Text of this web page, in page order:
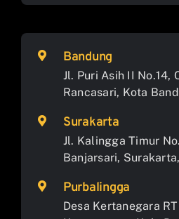
Bandung
Jl. Puri Asih II No.14,
Rancasari, Kota
Surakarta
Jl. Kalingga Timur
Banjarsari,
Purbalingga
Desa Kertanegara